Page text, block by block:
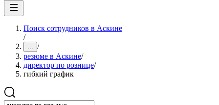
Поиск сотрудников в Аскине
/
... /
резюме в Аскине/
директор по рознице/
гибкий график